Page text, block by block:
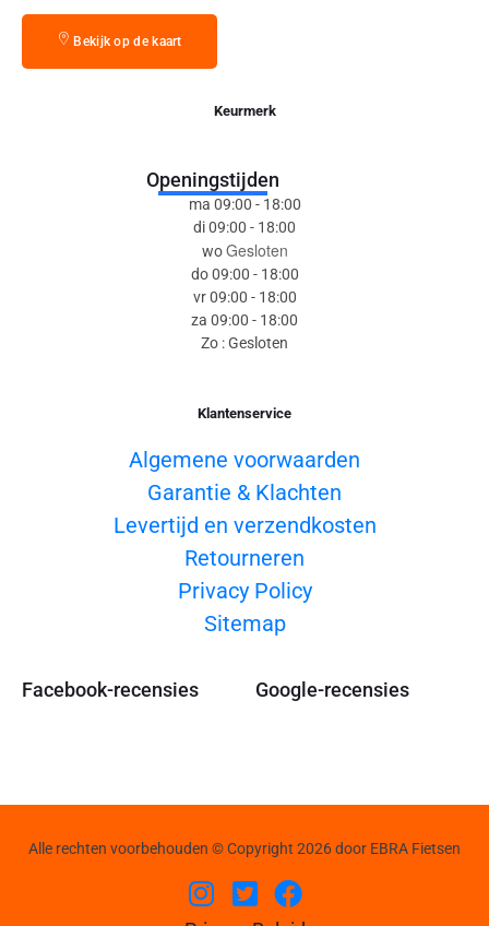
Bekijk op de kaart
Keurmerk
Openingstijden
ma 09:00 - 18:00
di 09:00 - 18:00
woGesloten
do 09:00 - 18:00
vr 09:00 - 18:00
za 09:00 - 18:00
Zo : Gesloten
Klantenservice
Algemene voorwaarden
Garantie & Klachten
Levertijd en verzendkosten
Retourneren
Privacy Policy
Sitemap
Facebook-recensies Google-recensies
Alle rechten voorbehouden © Copyright 2026 door EBRA Fietsen